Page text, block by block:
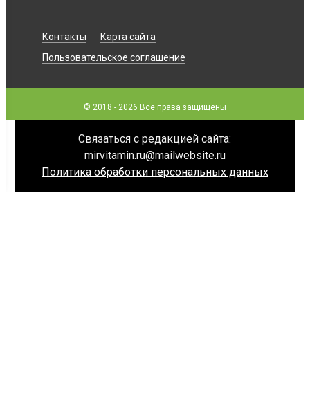
Контакты
Карта сайта
Пользовательское соглашение
© 2018 - 2026 Все права защищены
Связаться с редакцией сайта:
mirvitamin.ru@mailwebsite.ru
Политика обработки персональных данных